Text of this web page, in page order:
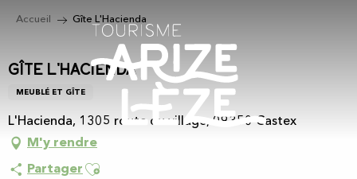
principal
Accueil Gîte L'Hacienda
Gîte L'Hacienda
MEUBLÉ ET GÎTE
L'Hacienda, 1305 route du village, 09350 Castex
M'y rendre
Partager Ajouter aux favoris